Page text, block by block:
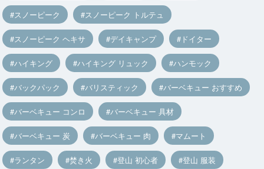
スノーピーク スノーピーク トルテュ
スノーピーク ヘキサ デイキャンプ ドイター
ハイキング ハイキング リュック ハンモック
バックパック バリスティック バーベキュー おすすめ
バーベキュー コンロ バーベキュー 具材
バーベキュー 炭 バーベキュー 肉 マムート
ランタン 焚き火 登山 初心者 登山 服装